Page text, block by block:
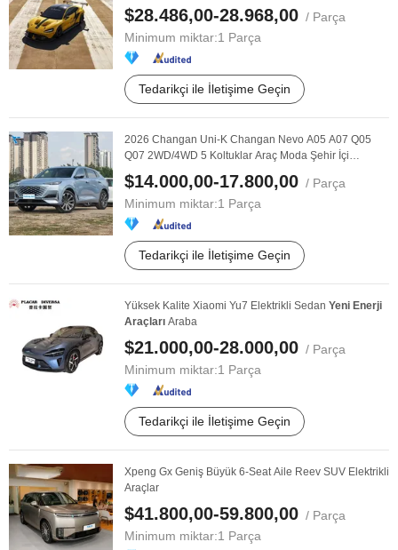
$28.486,00-28.968,00 / Parça
Minimum miktar:1 Parça
Tedarikçi ile İletişime Geçin
2026 Changan Uni-K Changan Nevo A05 A07 Q05
Q07 2WD/4WD 5 Koltuklar Araç Moda Şehir İçi
Seyahat ...
$14.000,00-17.800,00 / Parça
Minimum miktar:1 Parça
Tedarikçi ile İletişime Geçin
Yüksek Kalite Xiaomi Yu7 Elektrikli Sedan Yeni Enerji
Araçları Araba
$21.000,00-28.000,00 / Parça
Minimum miktar:1 Parça
Tedarikçi ile İletişime Geçin
Xpeng Gx Geniş Büyük 6-Seat Aile Reev SUV Elektrikli
Araçlar
$41.800,00-59.800,00 / Parça
Minimum miktar:1 Parça